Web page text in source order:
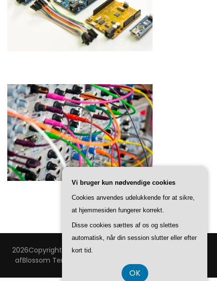
2026Copyright Technovision
afBlossom Temaer
Vi bruger kun nødvendige cookies
Cookies anvendes udelukkende for at sikre,
at hjemmesiden fungerer korrekt.
Disse cookies sættes af os og slettes
automatisk, når din session slutter eller efter
kort tid.
OK